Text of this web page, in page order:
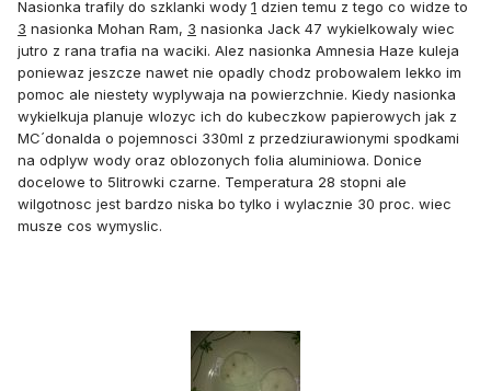
Nasionka trafily do szklanki wody 1 dzien temu z tego co widze to
3 nasionka Mohan Ram, 3 nasionka Jack 47 wykielkowaly wiec
jutro z rana trafia na waciki. Alez nasionka Amnesia Haze kuleja
poniewaz jeszcze nawet nie opadly chodz probowalem lekko im
pomoc ale niestety wyplywaja na powierzchnie. Kiedy nasionka
wykielkuja planuje wlozyc ich do kubeczkow papierowych jak z
MC´donalda o pojemnosci 330ml z przedziurawionymi spodkami
na odplyw wody oraz oblozonych folia aluminiowa. Donice
docelowe to 5litrowki czarne. Temperatura 28 stopni ale
wilgotnosc jest bardzo niska bo tylko i wylacznie 30 proc. wiec
musze cos wymyslic.